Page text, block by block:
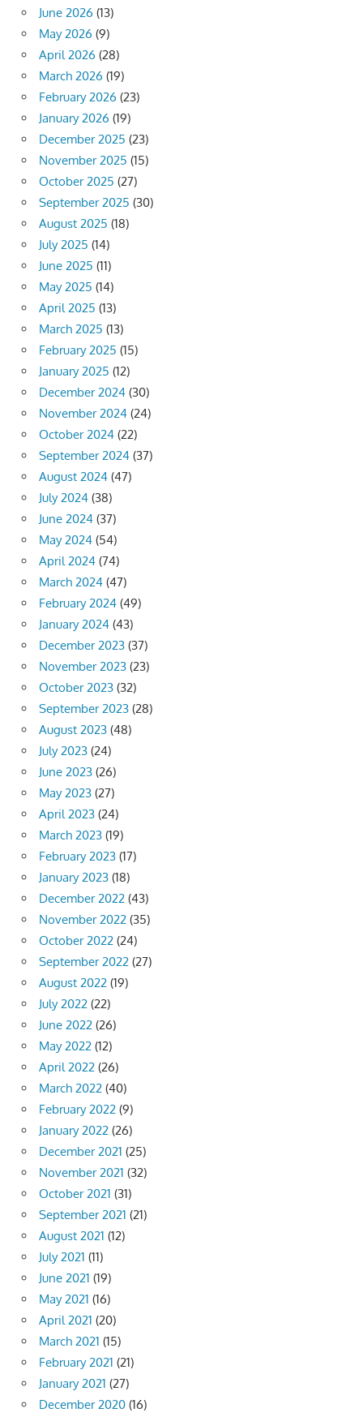
June 2026 (13)
May 2026 (9)
April 2026 (28)
March 2026 (19)
February 2026 (23)
January 2026 (19)
December 2025 (23)
November 2025 (15)
October 2025 (27)
September 2025 (30)
August 2025 (18)
July 2025 (14)
June 2025 (11)
May 2025 (14)
April 2025 (13)
March 2025 (13)
February 2025 (15)
January 2025 (12)
December 2024 (30)
November 2024 (24)
October 2024 (22)
September 2024 (37)
August 2024 (47)
July 2024 (38)
June 2024 (37)
May 2024 (54)
April 2024 (74)
March 2024 (47)
February 2024 (49)
January 2024 (43)
December 2023 (37)
November 2023 (23)
October 2023 (32)
September 2023 (28)
August 2023 (48)
July 2023 (24)
June 2023 (26)
May 2023 (27)
April 2023 (24)
March 2023 (19)
February 2023 (17)
January 2023 (18)
December 2022 (43)
November 2022 (35)
October 2022 (24)
September 2022 (27)
August 2022 (19)
July 2022 (22)
June 2022 (26)
May 2022 (12)
April 2022 (26)
March 2022 (40)
February 2022 (9)
January 2022 (26)
December 2021 (25)
November 2021 (32)
October 2021 (31)
September 2021 (21)
August 2021 (12)
July 2021 (11)
June 2021 (19)
May 2021 (16)
April 2021 (20)
March 2021 (15)
February 2021 (21)
January 2021 (27)
December 2020 (16)